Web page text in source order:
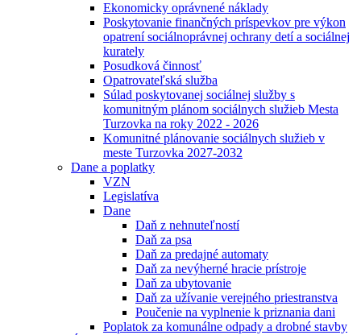
Ekonomicky oprávnené náklady
Poskytovanie finančných príspevkov pre výkon
opatrení sociálnoprávnej ochrany detí a sociálnej
kurately
Posudková činnosť
Opatrovateľská služba
Súlad poskytovanej sociálnej služby s
komunitným plánom sociálnych služieb Mesta
Turzovka na roky 2022 - 2026
Komunitné plánovanie sociálnych služieb v
meste Turzovka 2027-2032
Dane a poplatky
VZN
Legislatíva
Dane
Daň z nehnuteľností
Daň za psa
Daň za predajné automaty
Daň za nevýherné hracie prístroje
Daň za ubytovanie
Daň za užívanie verejného priestranstva
Poučenie na vyplnenie k priznania dani
Poplatok za komunálne odpady a drobné stavby